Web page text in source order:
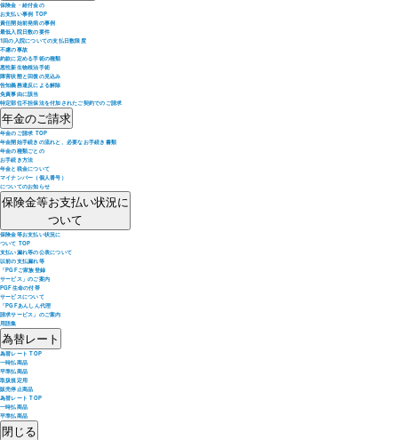
保険金・給付金の
お支払い事例 TOP
責任開始前発病の事例
最低入院日数の要件
1回の入院についての支払日数限度
不慮の事故
約款に定める手術の種類
悪性新生物根治手術
障害状態と回復の見込み
告知義務違反による解除
免責事由に該当
特定部位不担保法を付加されたご契約でのご請求
年金のご請求
年金のご請求 TOP
年金開始手続きの流れと、必要なお手続き書類
年金の種類ごとの
お手続き方法
年金と税金について
マイナンバー（個人番号）
についてのお知らせ
保険金等お支払い状況に
ついて
保険金等お支払い状況に
ついて TOP
支払い漏れ等の公表について
以前の支払漏れ等
「PGFご家族登録
サービス」のご案内
PGF生命の付帯
サービスについて
「PGFあんしん代理
請求サービス」のご案内
用語集
為替レート
為替レート TOP
一時払商品
平準払商品
取扱規定用
販売停止商品
為替レート TOP
一時払商品
平準払商品
閉じる